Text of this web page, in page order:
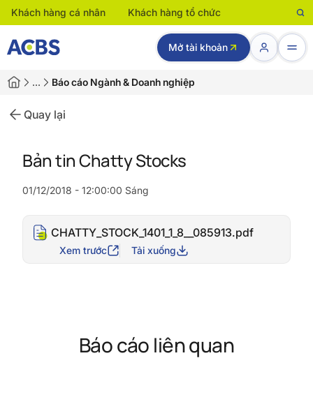
Khách hàng cá nhân Khách hàng tổ chức
Mở tài khoản
… Báo cáo Ngành & Doanh nghiệp
Quay lại
Bản tin Chatty Stocks
01/12/2018 - 12:00:00 Sáng
CHATTY_STOCK_1401_1_8__085913.pdf
Xem trước Tải xuống
Báo cáo liên quan